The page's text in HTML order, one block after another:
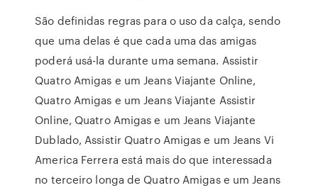
São definidas regras para o uso da calça, sendo
que uma delas é que cada uma das amigas
poderá usá-la durante uma semana. Assistir
Quatro Amigas e um Jeans Viajante Online,
Quatro Amigas e um Jeans Viajante Assistir
Online, Quatro Amigas e um Jeans Viajante
Dublado, Assistir Quatro Amigas e um Jeans Vi
America Ferrera está mais do que interessada
no terceiro longa de Quatro Amigas e um Jeans